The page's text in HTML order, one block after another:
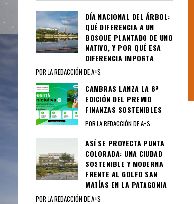
“GRACIAS AL PREDIO
LA CALIDAD DEL BARRIO”
DÍA NACIONAL DEL ÁRBOL:
QUÉ DIFERENCIA A UN
BOSQUE PLANTADO DE UNO
NATIVO, Y POR QUÉ ESA
DIFERENCIA IMPORTA
POR LA REDACCIÓN DE A+S
CAMBRAS LANZA LA 6ª
EDICIÓN DEL PREMIO
FINANZAS SOSTENIBLES
POR LA REDACCIÓN DE A+S
ASÍ SE PROYECTA PUNTA
COLORADA: UNA CIUDAD
SOSTENIBLE Y MODERNA
FRENTE AL GOLFO SAN
MATÍAS EN LA PATAGONIA
POR LA REDACCIÓN DE A+S